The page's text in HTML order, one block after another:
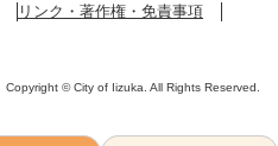
リンク・著作権・免責事項
Copyright © City of Iizuka. All Rights Reserved.